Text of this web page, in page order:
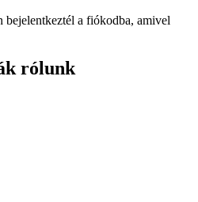
bejelentkeztél a fiókodba, amivel
rólunk